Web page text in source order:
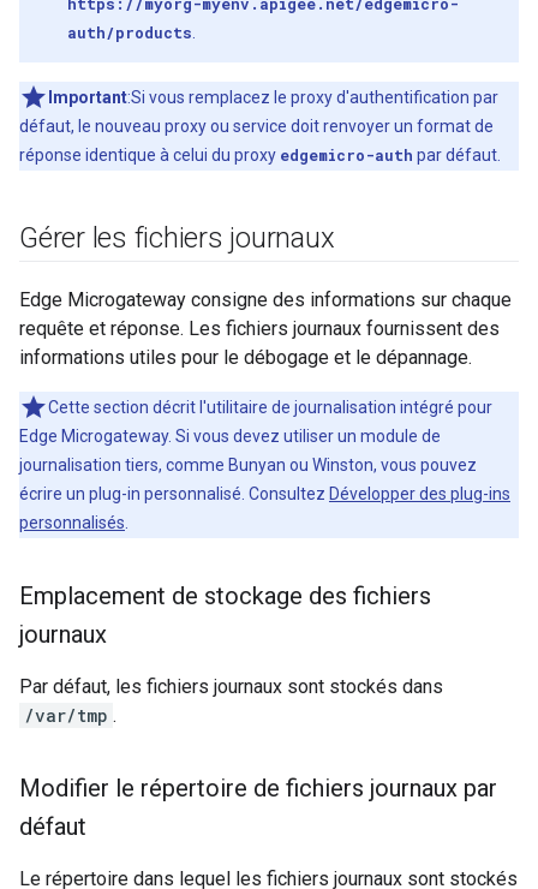
auth/products
Important:Si vous remplacez le proxy d'authentification par
défaut, le nouveau proxy ou service doit renvoyer un format de
réponse identique à celui du proxy edgemicro-auth par défaut.
Gérer les fichiers journaux
Edge Microgateway consigne des informations sur chaque
requête et réponse. Les fichiers journaux fournissent des
informations utiles pour le débogage et le dépannage.
Cette section décrit l'utilitaire de journalisation intégré pour
Edge Microgateway. Si vous devez utiliser un module de
journalisation tiers, comme Bunyan ou Winston, vous pouvez
écrire un plug-in personnalisé. Consultez Développer des plug-ins
personnalisés
Emplacement de stockage des fichiers
journaux
Par défaut, les fichiers journaux sont stockés dans
/var/tmp .
Modifier le répertoire de fichiers journaux par
défaut
Le répertoire dans lequel les fichiers journaux sont stockés